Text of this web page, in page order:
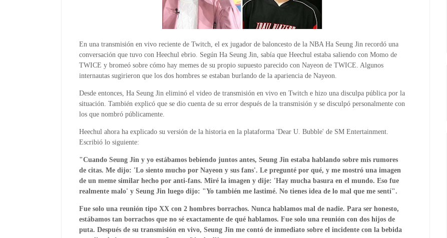
En una transmisión en vivo reciente de Twitch, el ex jugador de baloncesto de la NBA Ha Seung Jin recordó una
conversación que tuvo con Heechul ebrio. Según Ha Seung Jin, sabía que Heechul estaba saliendo con Momo de
TWICE y bromeó sobre cómo hay memes de su propio supuesto parecido con Nayeon de TWICE. Algunos
internautas sugirieron que los dos hombres se estaban burlando de la apariencia de Nayeon.
Desde entonces, Ha Seung Jin eliminó el video de transmisión en vivo en Twitch e hizo una disculpa pública por la
situación. También explicó que se dio cuenta de su error después de la transmisión y se disculpó personalmente con
los que nombró públicamente.
Heechul ahora ha explicado su versión de la historia en la plataforma 'Dear U. Bubble' de SM Entertainment.
Escribió lo siguiente:
"Cuando Seung Jin y yo estábamos bebiendo juntos antes, Seung Jin estaba hablando sobre mis rumores
de citas. Me dijo: 'Lo siento mucho por Nayeon y sus fans'. Le pregunté por qué, y me mostró una imagen
de un meme similar hecho por anti-fans. Miré la imagen y dije: 'Hay mucha basura en el mundo. Eso fue
realmente malo' y Seung Jin luego dijo: "Yo también me lastimé. No tienes idea de lo mal que me sentí".
Fue solo una reunión tipo XX con 2 hombres borrachos. Nunca hablamos mal de nadie. Para ser honesto,
estábamos tan borrachos que no sé exactamente de qué hablamos. Fue solo una reunión con dos hijos de
puta. Después de su transmisión en vivo, Seung Jin me contó de inmediato sobre el incidente con la bebida